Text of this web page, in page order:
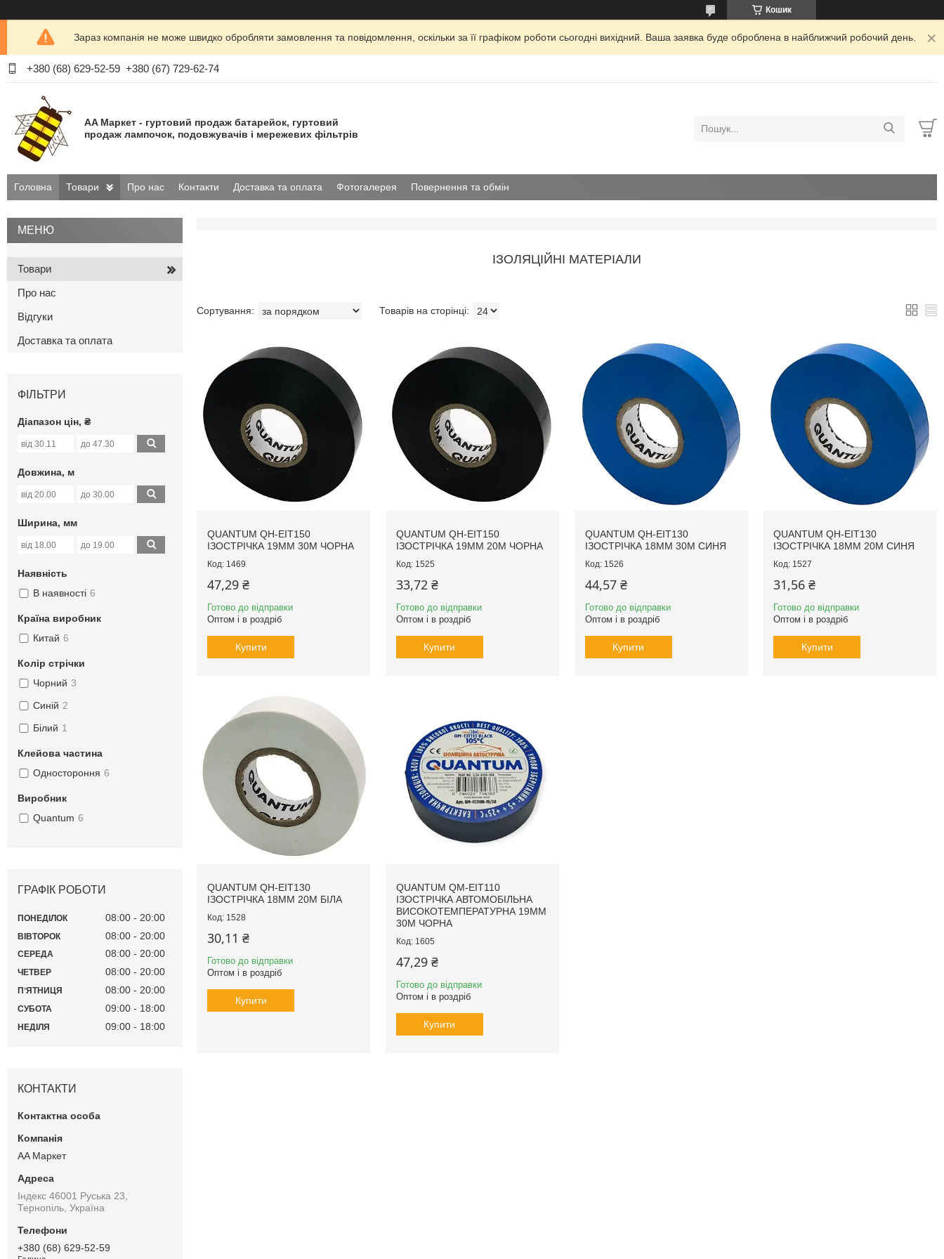
Кошик
Зараз компанія не може швидко обробляти замовлення та повідомлення, оскільки за її графіком роботи сьогодні вихідний. Ваша заявка буде оброблена в найближчий робочий день.
+380 (68) 629-52-59 +380 (67) 729-62-74
AA Маркет - гуртовий продаж батарейок, гуртовий
продаж лампочок, подовжувачів і мережевих фільтрів
Головна Товари Про нас Контакти Доставка та оплата Фотогалерея Повернення та обмін
ІЗОЛЯЦІЙНІ МАТЕРІАЛИ
QUANTUM QH-EIT150
ІЗОСТРІЧКА 19ММ 30М ЧОРНА
1469
47,29 ₴
Готово до відправки
Оптом і в роздріб
Купити
QUANTUM QH-EIT150
ІЗОСТРІЧКА 19ММ 20М ЧОРНА
1525
33,72 ₴
Готово до відправки
Оптом і в роздріб
Купити
QUANTUM QH-EIT130
ІЗОСТРІЧКА 18ММ 30М СИНЯ
1526
44,57 ₴
Готово до відправки
Оптом і в роздріб
Купити
QUANTUM QH-EIT130
ІЗОСТРІЧКА 18ММ 20М СИНЯ
1527
31,56 ₴
Готово до відправки
Оптом і в роздріб
Купити
QUANTUM QH-EIT130
ІЗОСТРІЧКА 18ММ 20М БІЛА
1528
30,11 ₴
Готово до відправки
Оптом і в роздріб
Купити
QUANTUM QM-EIT110
ІЗОСТРІЧКА АВТОМОБІЛЬНА
ВИСОКОТЕМПЕРАТУРНА 19ММ
30М ЧОРНА
1605
47,29 ₴
Готово до відправки
Оптом і в роздріб
Купити
Товари
Про нас
Відгуки
Доставка та оплата
ФІЛЬТРИ
Діапазон цін, ₴
Довжина, м
Ширина, мм
Наявність
В наявності 6
Країна виробник
Китай 6
Колір стрічки
Чорний 3
Синій 2
Білий 1
Клейова частина
Одностороння 6
Виробник
Quantum 6
ГРАФІК РОБОТИ
ПОНЕДІЛОК 08:00 20:00
ВІВТОРОК 08:00 20:00
СЕРЕДА 08:00 20:00
ЧЕТВЕР 08:00 20:00
ПʼЯТНИЦЯ 08:00 20:00
СУБОТА 09:00 18:00
НЕДІЛЯ 09:00 18:00
КОНТАКТИ
AA Маркет
Індекс 46001 Руська 23,
Тернопіль, Україна
+380 (68) 629-52-59